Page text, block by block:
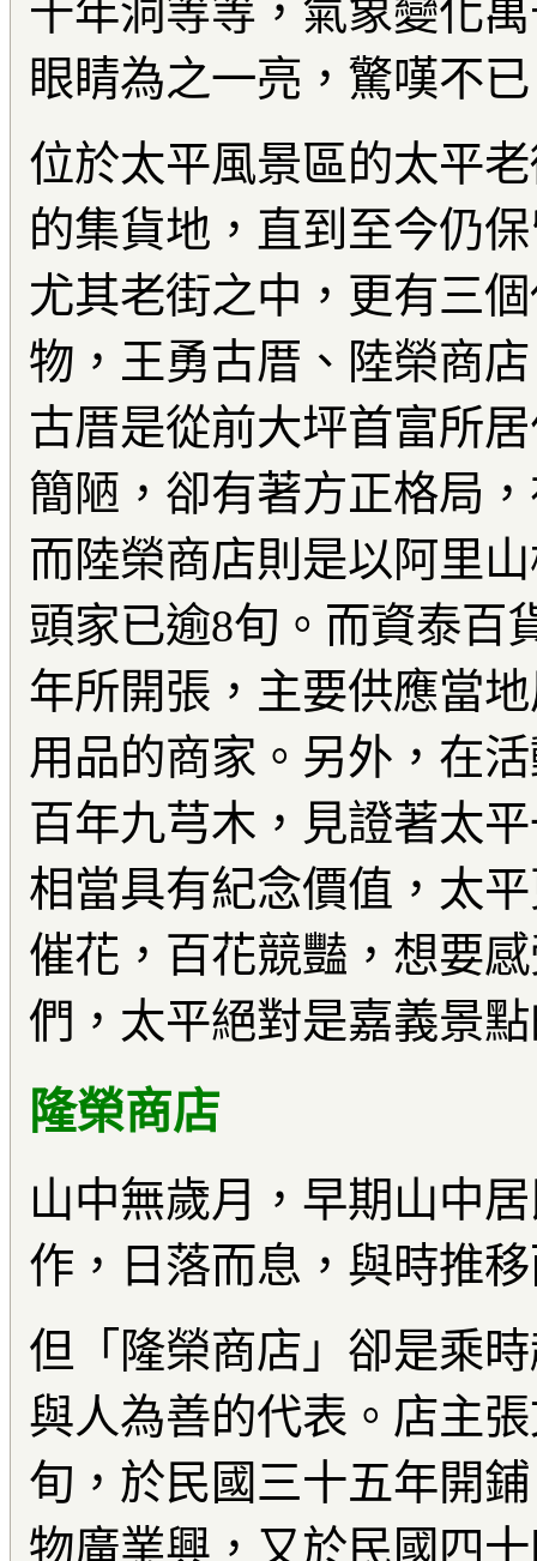
千年洞等等，氣象變化
眼睛為之一亮，驚嘆不
位於太平風景區的太平
的集貨地，直到至今仍
尤其老街之中，更有三
物，王勇古厝、陸榮商
古厝是從前大坪首富所
簡陋，卻有著方正格局
而陸榮商店則是以阿里
頭家已逾8旬。而資泰百
年所開張，主要供應當
用品的商家。另外，在
百年九芎木，見證著太
相當具有紀念價值，太
催花，百花競豔，想要
們，太平絕對是嘉義景
隆榮商店
山中無歲月，早期山中
作，日落而息，與時推
但「隆榮商店」卻是乘
與人為善的代表。店主
旬，於民國三十五年開
物廣業興，又於民國四